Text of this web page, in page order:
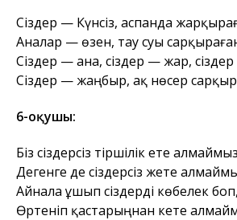
Сіздер — Күнсіз, аспанда
Аналар — өзен, тау суы
Сіздер — ана, сіздер — жар,
Сіздер — жаңбыр, ақ нөсер
6-оқушы:
Біз сіздерсіз тіршілік ете
Дегенге де сіздерсіз жете
Айнала ұшып сіздерді көбелек боп,
Өртеніп қастарыңнан кете